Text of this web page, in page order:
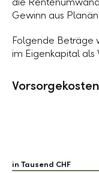
Gewinn aus
Folgende Beträge
im Eigenkapital als
Vorsorgekosten
in Tausend CHF
in Tausend CHF